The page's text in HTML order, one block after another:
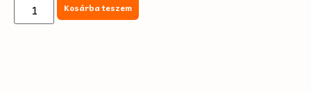
Kosárba teszem